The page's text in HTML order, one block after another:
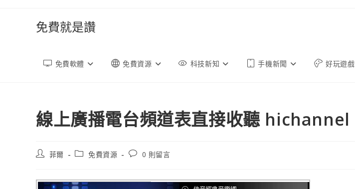
免費就是讚
免費軟體 免費資源 科技新知 手機新聞 好玩遊戲
線上廣播電台頻道表直接收聽 hichannel
文
者:
菲爾
文
別:
免費資源
文
論：
0 則留言